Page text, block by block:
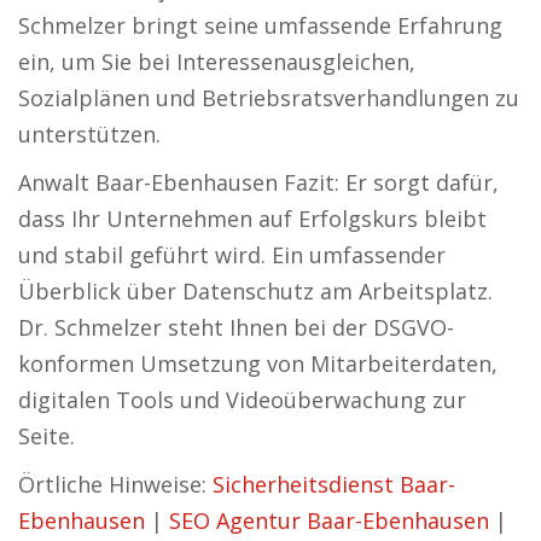
Schmelzer bringt seine umfassende Erfahrung
ein, um Sie bei Interessenausgleichen,
Sozialplänen und Betriebsratsverhandlungen zu
unterstützen.
Anwalt Baar-Ebenhausen Fazit: Er sorgt dafür,
dass Ihr Unternehmen auf Erfolgskurs bleibt
und stabil geführt wird. Ein umfassender
Überblick über Datenschutz am Arbeitsplatz.
Dr. Schmelzer steht Ihnen bei der DSGVO-
konformen Umsetzung von Mitarbeiterdaten,
digitalen Tools und Videoüberwachung zur
Seite.
Örtliche Hinweise: Sicherheitsdienst Baar-
Ebenhausen | SEO Agentur Baar-Ebenhausen |